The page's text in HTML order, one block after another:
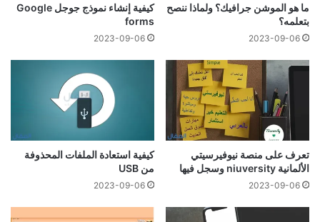
ما هو الموشن جرافيك؟ ولماذا ننصح
بتعلمه؟
2023-09-06
كيفية إنشاء نموذج جوجل Google
forms
2023-09-06
تعرف على منصة نيوفيرسيتي
الألمانية niuversity وسجل فيها
2023-09-06
كيفية استعادة الملفات المحذوفة
من USB
2023-09-06